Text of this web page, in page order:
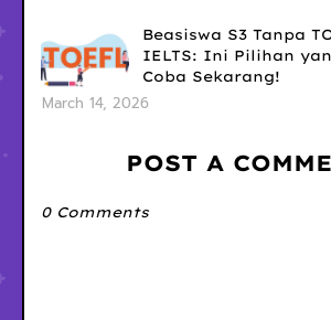
Beasiswa S3 Tanpa
IELTS: Ini Pilihan
Coba Sekarang!
March 14, 2026
POST A
0 Comments